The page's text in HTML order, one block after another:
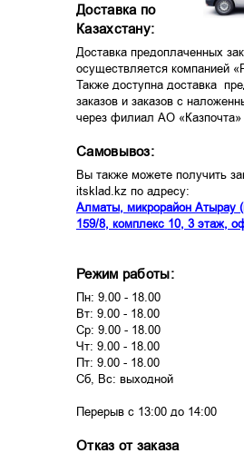
Доставка по
Казахстану:
Доставка предоплаченных
осуществляется компанией
Также доступна доставка
заказов и заказов с
через филиал АО «Казпочта»
Самовывоз:
Вы также можете получить
itsklad.kz по адресу:
Алматы, микрорайон Атырау
159/8, комплекс 10, 3 этаж,
Режим работы:
Пн: 9.00 - 18.00
Вт: 9.00 - 18.00
Ср: 9.00 - 18.00
Чт: 9.00 - 18.00
Пт: 9.00 - 18.00
Сб, Вс: выходной
Перерыв с 13:00 до 14:00
Отказ от заказа